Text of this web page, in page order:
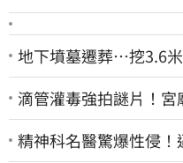
地下墳墓遷葬…挖3.6
滴管灌毒強拍謎片！
精神科名醫驚爆性侵！